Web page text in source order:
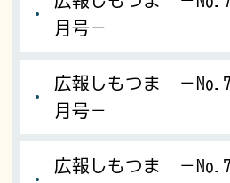
月号－
広報しもつま －
月号－
広報しもつま －